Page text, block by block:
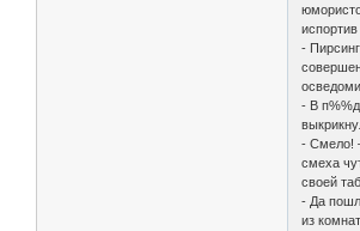
-
- В
- Смело!
смеха
своей
- Да
из